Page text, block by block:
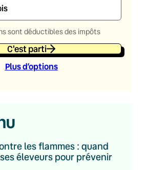
sont déductibles des impôts
C'est parti
Plus d’options
les flammes : quand
éleveurs pour prévenir